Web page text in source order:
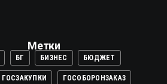
Метки
БГ БИЗНЕС БЮДЖЕТ
ГОСЗАКУПКИ ГОСОБОРОНЗАКАЗ